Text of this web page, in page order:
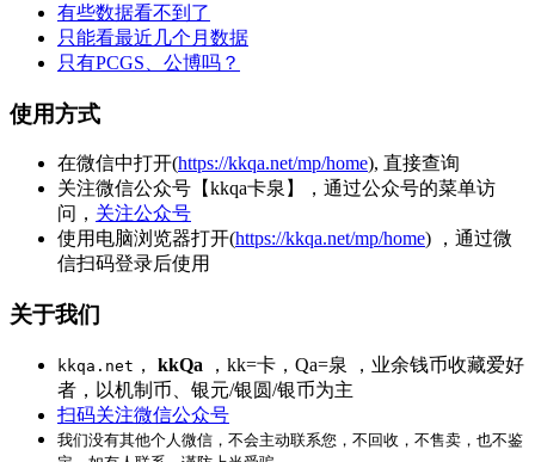
有些数据看不到了
只能看最近几个月数据
只有PCGS、公博吗？
使用方式
在微信中打开(https://kkqa.net/mp/home), 直接查询
关注微信公众号 【kkqa卡泉】
，通过公众号的菜单访
问， 关注公众号
使用电脑浏览器打开(https://kkqa.net/mp/home) ，通过微
信扫码登录后使用
关于我们
kkqa.net ， kkQa
，kk=卡，Qa=泉 ，业余钱币收藏爱好
者，以机制币、银元/银圆/银币为主
扫码关注微信公众号
我们没有其他个人微信，不会主动联系您，不回收，不售卖，也不鉴